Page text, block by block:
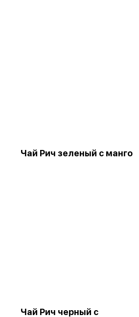
Чай Рич зеленый с манго
Чай Рич черный с